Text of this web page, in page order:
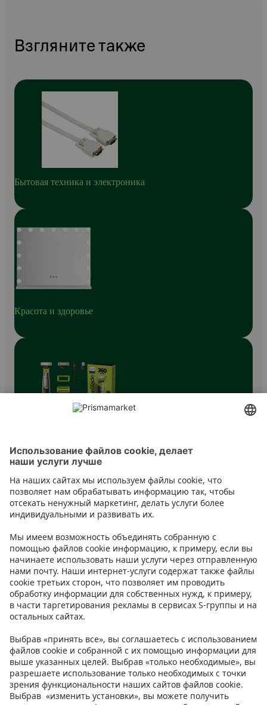
Взгляните также
Бытовая техника и электроника
Красота и здоровье
Инструкции
Условия
Prisma Konto
Язык:ETENRU